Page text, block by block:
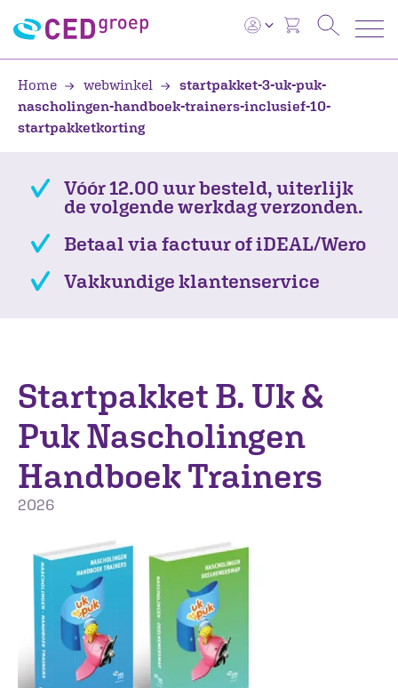
Home webwinkel
startpakket-3-uk-puk-
nascholingen-handboek-trainers-inclusief-10-
startpakketkorting
Vóór 12.00 uur besteld, uiterlijk
de volgende werkdag verzonden.
Betaal via factuur of iDEAL/Wero
Vakkundige klantenservice
Startpakket B. Uk &
Puk Nascholingen
Handboek Trainers
2026